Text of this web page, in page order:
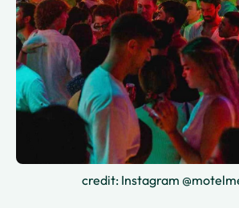
credit: Instagram